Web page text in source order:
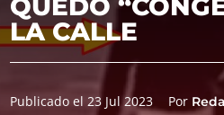
QUEDÓ
LA CALLE
Publicado el 23 Jul 2023 Por